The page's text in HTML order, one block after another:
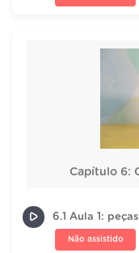
Capítulo 6:
6.1 Aula 1: peças
Não assistido